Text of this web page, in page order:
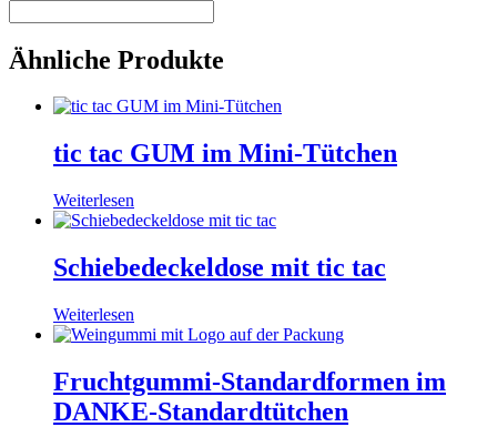
Ähnliche Produkte
tic tac GUM im Mini-Tütchen
Weiterlesen
Schiebedeckeldose mit tic tac
Weiterlesen
Fruchtgummi-Standardformen im
DANKE-Standardtütchen